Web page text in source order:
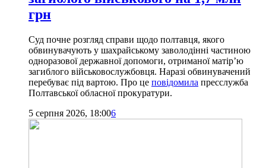
грн
Суд почне розгляд справи щодо полтавця, якого
обвинувачують у шахрайському заволодінні частиною
одноразової державної допомоги, отриманої матір’ю
загиблого військовослужбовця. Наразі обвинувачений
перебуває під вартою. Про це повідомила пресслужба
Полтавської обласної прокуратури.
5 серпня 2026, 18:006